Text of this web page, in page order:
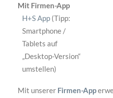
Mit Firmen-App
H+S App (Tipp:
Smartphone /
Tablets auf
„Desktop-Version“
umstellen)
Mit unserer Firmen-App